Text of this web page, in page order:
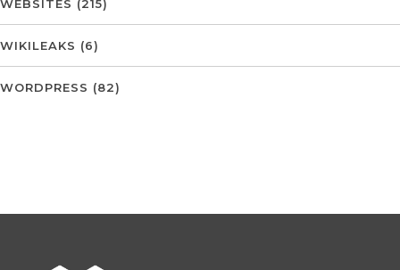
WEBSITES (215)
WIKILEAKS (6)
WORDPRESS (82)